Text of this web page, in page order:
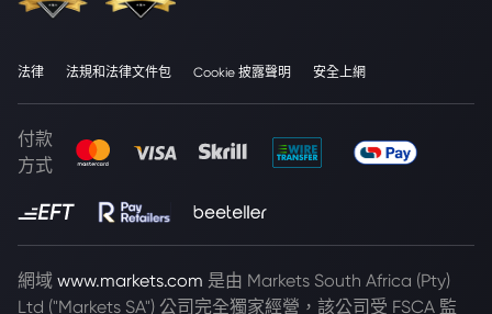
法律 法規和法律文件包 Cookie 披露聲明 安全上網
付款
方式
網域 www.markets.com 是由 Markets South Africa (Pty)
Ltd ("Markets SA") 公司完全獨家經營，該公司受 FSCA 監